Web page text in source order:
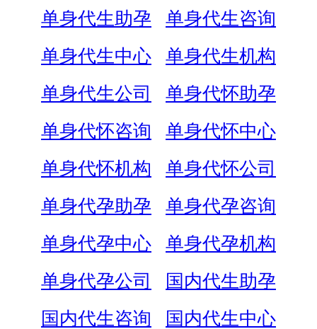
单身代生助孕
单身代生咨询
单身代生中心
单身代生机构
单身代生公司
单身代怀助孕
单身代怀咨询
单身代怀中心
单身代怀机构
单身代怀公司
单身代孕助孕
单身代孕咨询
单身代孕中心
单身代孕机构
单身代孕公司
国内代生助孕
国内代生咨询
国内代生中心